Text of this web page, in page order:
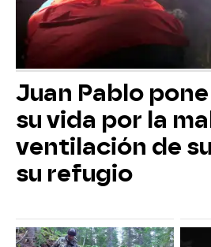
Juan Pablo
su vida por la
ventilación de
su refugio